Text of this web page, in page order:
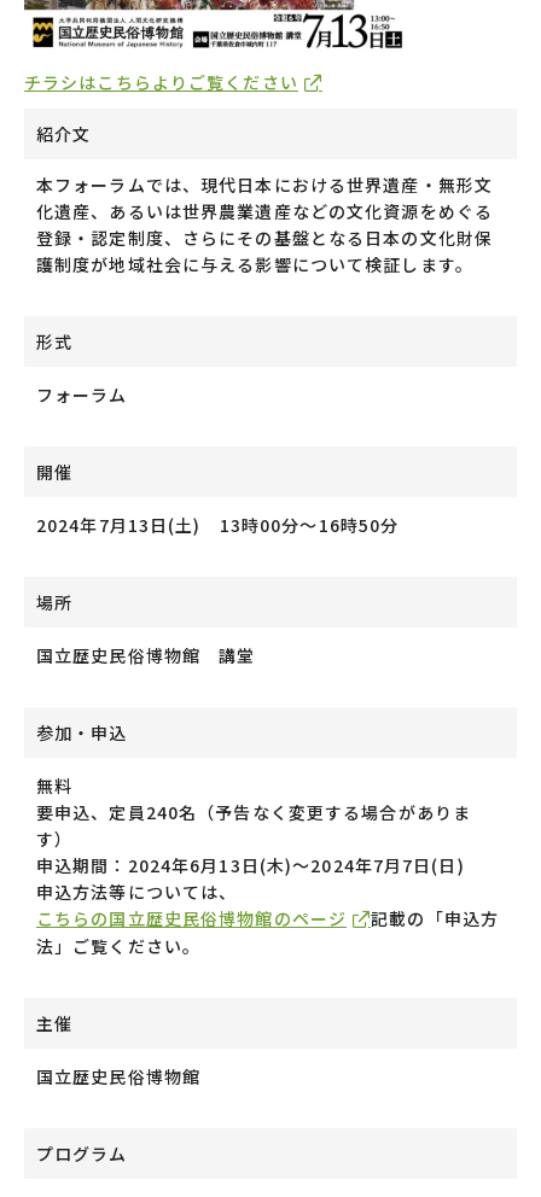
チラシはこちらよりご覧ください
紹介文
本フォーラムでは、現代日本における世界遺産・無形文
化遺産、あるいは世界農業遺産などの文化資源をめぐる
登録・認定制度、さらにその基盤となる日本の文化財保
護制度が地域社会に与える影響について検証します。
形式
フォーラム
開催
2024年7月13日(土) 13時00分～16時50分
場所
国立歴史民俗博物館 講堂
参加・申込
無料
要申込、定員240名（予告なく変更する場合がありま
す）
申込期間：2024年6月13日(木)〜2024年7月7日(日)
申込方法等については、
こちらの国立歴史民俗博物館のページ
記載の「申込方
法」ご覧ください。
主催
国立歴史民俗博物館
プログラム